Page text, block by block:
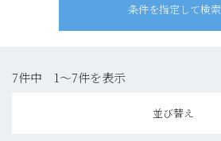
条件を指定して検索
7件中 1〜7件を表示
並び替え